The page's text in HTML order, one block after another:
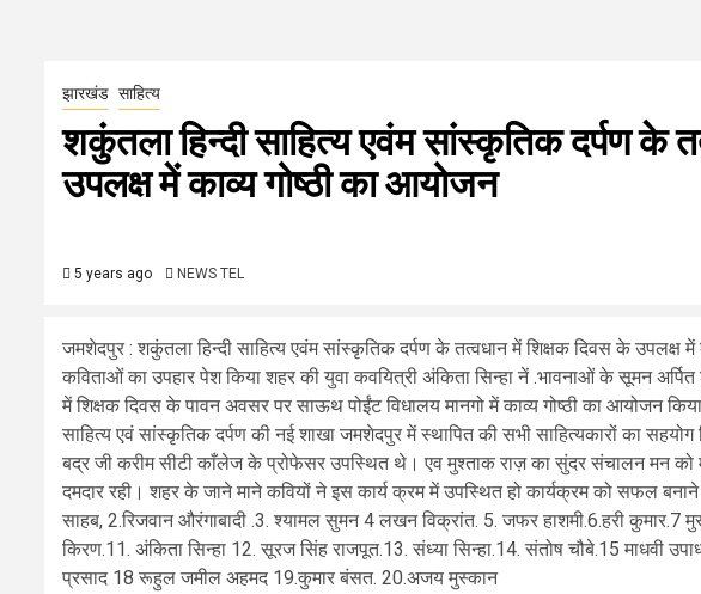
झारखंड साहित्य
शकुंतला हिन्दी साहित्य एवंम सांस्कृतिक दर्पण के
उपलक्ष में काव्य गोष्ठी का आयोजन
5 years ago NEWS TEL
जमशेदपुर : शकुंतला हिन्दी साहित्य एवंम सांस्कृतिक दर्पण के तत्वधान में शिक्षक दिवस के उपलक्ष
कविताओं का उपहार पेश किया शहर की युवा कवयित्री अंकिता सिन्हा नें .भावनाओं के सूमन अर्पित
में शिक्षक दिवस के पावन अवसर पर साऊथ पोईंट विधालय मानगो में काव्य गोष्ठी का आयोजन
साहित्य एवं सांस्कृतिक दर्पण की नई शाखा जमशेदपुर में स्थापित की सभी साहित्यकारों का
बद्र जी करीम सीटी काँलेज के प्रोफेसर उपस्थित थे। एव मुश्ताक राज़ का सुंदर संचालन मन को
दमदार रही। शहर के जाने माने कवियों ने इस कार्य क्रम में उपस्थित हो कार्यक्रम को सफल
साहब, 2.रिजवान औरंगाबादी .3. श्यामल सुमन 4 लखन विक्रांत. 5. जफर हाशमी.6.हरी कुमार.7
किरण.11. अंकिता सिन्हा 12. सूरज सिंह राजपूत.13. संध्या सिन्हा.14. संतोष चौबे.15 माधवी
प्रसाद 18 रूहुल जमील अहमद 19.कुमार बंसत. 20.अजय मुस्कान